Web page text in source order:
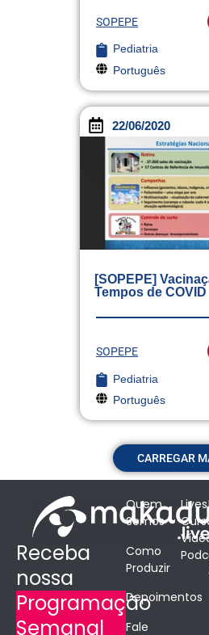
SOPEPE
Pediatria
Português
22/06/2020
[SOPEPE]
Tempos de COVID
SOPEPE
Pediatria
Português
CARREGAR
Receba
nossa
Programação
Semanal
Quem
Somos
Como
Produzir
Depoimentos
Fale
Lives